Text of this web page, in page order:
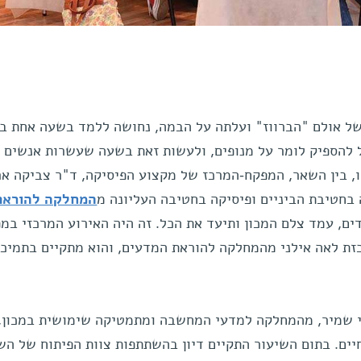
של אולם "הברווז" ועלתה על הבמה, נחושה ללמד בשעה אחת
לומר על מנופים, ולעשות זאת בשעה שעשרות אנשים
בין השאר, המפקח-המרכז של מקצוע הפיסיקה, ד"ר צביקה
הביניים ופיסיקה בחטיבה העליונה מהמחלקה
עמד צלם המכון ותיעד את הכל. זה היה האירוע המרכזי
לאה אילני מהמחלקה להוראת המדעים, והוא מתקיים
שמיר, מהמחלקה למדעי המחשבה ומתמטיקה שימושית
בתום השיעור התקיים דיון בהשתתפות צוות הפיתוח של